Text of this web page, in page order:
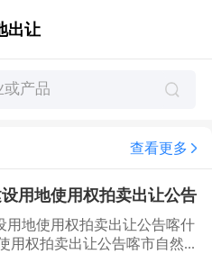
出让
查看更多
用地使用权拍卖出让公告
用地使用权拍卖出让公告喀什
用权拍卖出让公告喀市自然...